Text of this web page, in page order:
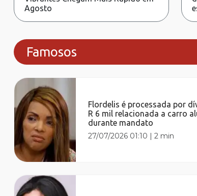
Agosto
Famosos
Flordelis é processada por
R 6 mil relacionada a carro
durante mandato
27/07/2026 01:10 |2 min